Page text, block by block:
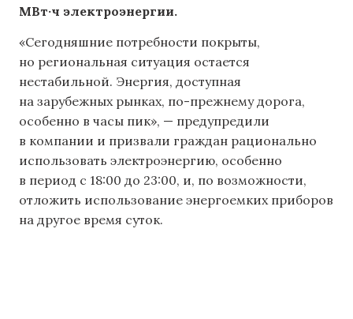
МВт·ч электроэнергии.
«Сегодняшние потребности покрыты,
но региональная ситуация остается
нестабильной. Энергия, доступная
на зарубежных рынках, по-прежнему дорога,
особенно в часы пик», — предупредили
в компании и призвали граждан рационально
использовать электроэнергию, особенно
в период с 18:00 до 23:00, и, по возможности,
отложить использование энергоемких приборов
на другое время суток.